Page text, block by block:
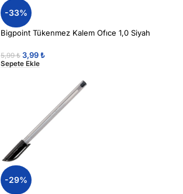
-33%
Bigpoint Tükenmez Kalem Ofıce 1,0 Siyah
5,99₺ 3,99₺
Sepete Ekle
-29%